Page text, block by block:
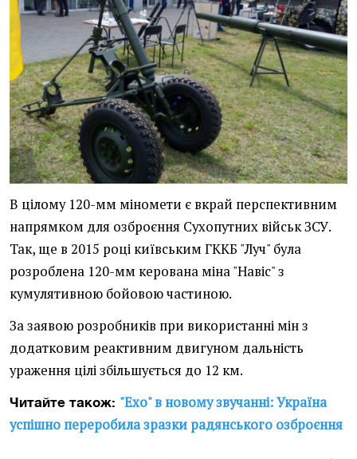
В цілому 120-мм міномети є вкрай перспективним
напрямком для озброєння Сухопутних військ ЗСУ.
Так, ще в 2015 році київським ГККБ "Луч" була
розроблена 120-мм керована міна "Навіс" з
кумулятивною бойовою частиною.
За заявою розробників при використанні мін з
додатковим реактивним двигуном дальність
ураження цілі збільшується до 12 км.
Читайте також: "Ехо" в новому звучанні: Україна
успішно переробила зразки радянського озброєння